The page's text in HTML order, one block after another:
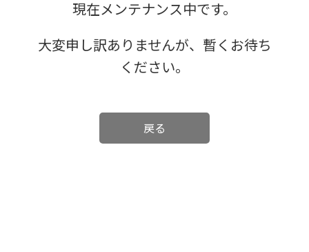
現在メンテナンス中です。
大変申し訳ありませんが、暫くお待ち
ください。
戻る